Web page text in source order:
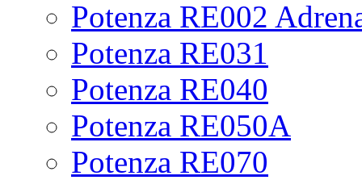
Potenza RE002
Potenza RE031
Potenza RE040
Potenza RE050A
Potenza RE070